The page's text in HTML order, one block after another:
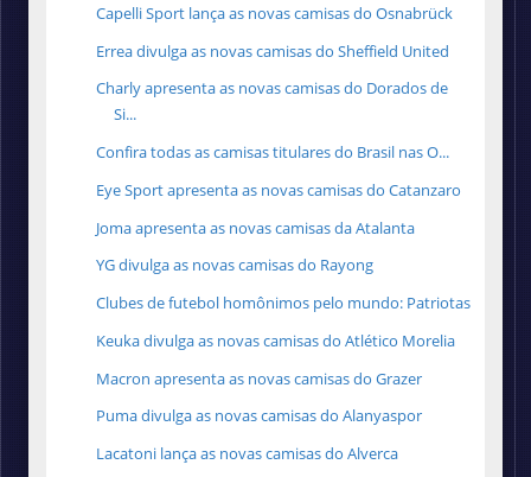
Capelli Sport lança as novas camisas do Osnabrück
Errea divulga as novas camisas do Sheffield United
Charly apresenta as novas camisas do Dorados de
Si...
Confira todas as camisas titulares do Brasil nas O...
Eye Sport apresenta as novas camisas do Catanzaro
Joma apresenta as novas camisas da Atalanta
YG divulga as novas camisas do Rayong
Clubes de futebol homônimos pelo mundo: Patriotas
Keuka divulga as novas camisas do Atlético Morelia
Macron apresenta as novas camisas do Grazer
Puma divulga as novas camisas do Alanyaspor
Lacatoni lança as novas camisas do Alverca